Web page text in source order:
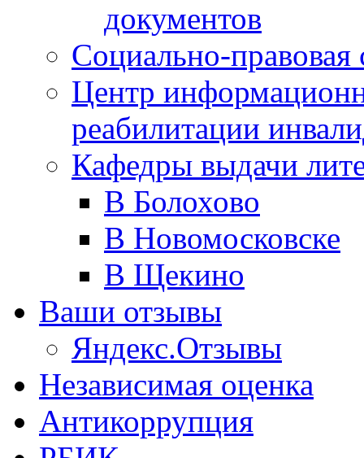
документов
Социально-правовая
Центр
реабилитации
Кафедры выдачи
В Болохово
В Новомосковске
В Щекино
Ваши отзывы
Яндекс.Отзывы
Независимая оценка
Антикоррупция